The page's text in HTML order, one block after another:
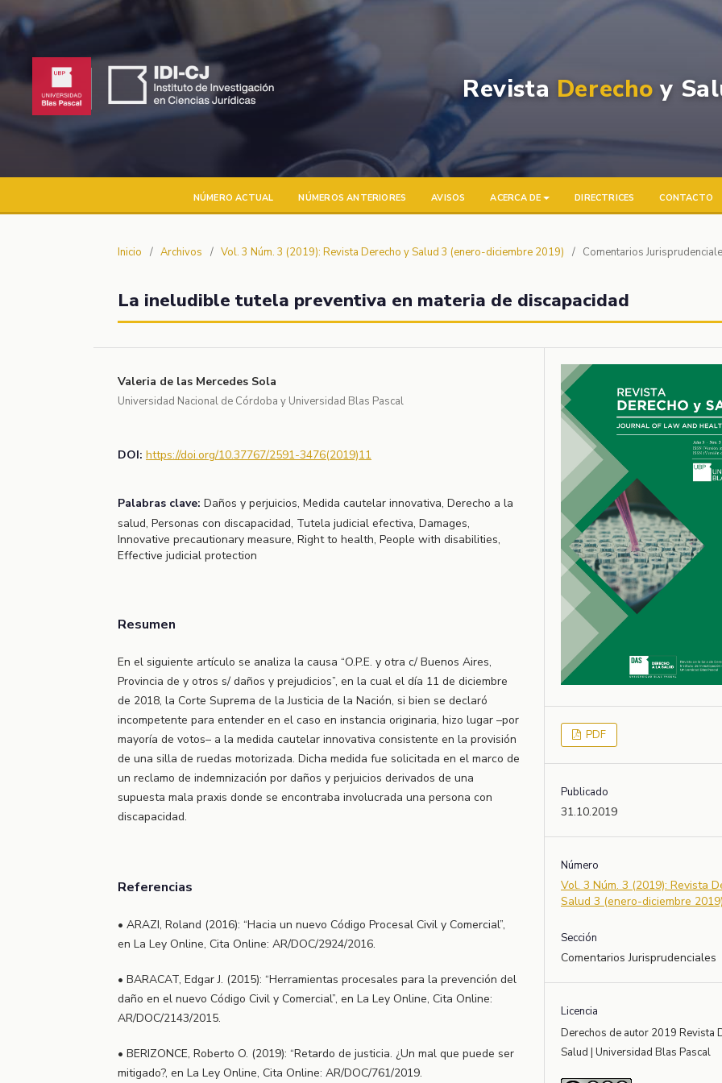
Revista Derecho y
NÚMERO ACTUAL NÚMEROS ANTERIORES AVISOS ACERCA DE DIRECTRICES CONTACTO
Inicio / Archivos / Vol. 3 Núm. 3 (2019): Revista Derecho y Salud 3 (enero-diciembre 2019) / Comentarios
La ineludible tutela preventiva en materia de discapacidad
Valeria de las Mercedes Sola
Universidad Nacional de Córdoba y Universidad Blas Pascal
DOI: https://doi.org/10.37767/2591-3476(2019)11
Palabras clave: Daños y perjuicios, Medida cautelar innovativa, Derecho a la
salud, Personas con discapacidad, Tutela judicial efectiva, Damages,
Innovative precautionary measure, Right to health, People with disabilities,
Effective judicial protection
Resumen
En el siguiente artículo se analiza la causa “O.P.E. y otra c/ Buenos Aires,
Provincia de y otros s/ daños y prejudicios”, en la cual el día 11 de diciembre
de 2018, la Corte Suprema de la Justicia de la Nación, si bien se declaró
incompetente para entender en el caso en instancia originaria, hizo lugar –por
mayoría de votos– a la medida cautelar innovativa consistente en la provisión
de una silla de ruedas motorizada. Dicha medida fue solicitada en el marco de
un reclamo de indemnización por daños y perjuicios derivados de una
supuesta mala praxis donde se encontraba involucrada una persona con
discapacidad.
Referencias
• ARAZI, Roland (2016): “Hacia un nuevo Código Procesal Civil y Comercial”,
en La Ley Online, Cita Online: AR/DOC/2924/2016.
• BARACAT, Edgar J. (2015): “Herramientas procesales para la prevención del
daño en el nuevo Código Civil y Comercial”, en La Ley Online, Cita Online:
AR/DOC/2143/2015.
• BERIZONCE, Roberto O. (2019): “Retardo de justicia. ¿Un mal que puede ser
mitigado?, en La Ley Online, Cita Online: AR/DOC/761/2019.
PDF
Publicado
31.10.2019
Número
Vol. 3 Núm. 3 (2019): Revista
Salud 3 (enero-diciembre 2019)
Sección
Comentarios Jurisprudenciales
Licencia
Derechos de autor 2019 Revista
Salud | Universidad Blas Pascal